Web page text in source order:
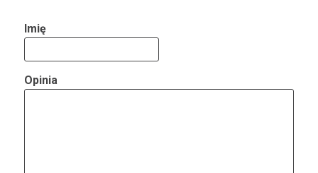
Imię
Opinia